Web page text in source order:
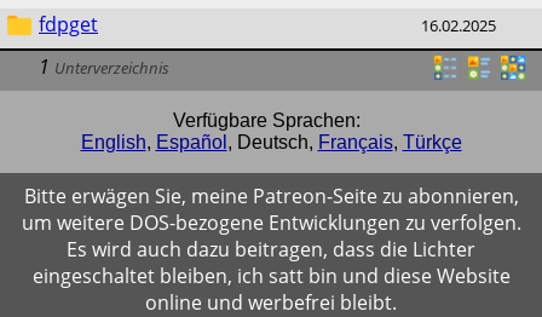
fdpget 16.02.2025
1 Unterverzeichnis
Verfügbare Sprachen:
English, Español , Deutsch, Français, Türkçe
Bitte erwägen Sie, meine Patreon-Seite zu abonnieren,
um weitere DOS-bezogene Entwicklungen zu verfolgen.
Es wird auch dazu beitragen, dass die Lichter
eingeschaltet bleiben, ich satt bin und diese Website
online und werbefrei bleibt.